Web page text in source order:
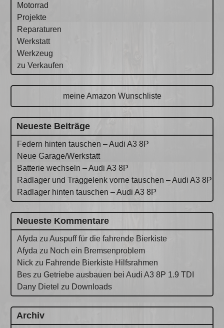
Motorrad
Projekte
Reparaturen
Werkstatt
Werkzeug
zu Verkaufen
meine Amazon Wunschliste
Neueste Beiträge
Federn hinten tauschen – Audi A3 8P
Neue Garage/Werkstatt
Batterie wechseln – Audi A3 8P
Radlager und Traggelenk vorne tauschen – Audi A3 8P
Radlager hinten tauschen – Audi A3 8P
Neueste Kommentare
Afyda zuAuspuff für die fahrende Bierkiste
Afyda zu Noch ein Bremsenproblem
Nick zu Fahrende Bierkiste Hilfsrahmen
Bes zuGetriebe ausbauen bei Audi A3 8P 1.9 TDI
Dany Dietel zu Downloads
Archiv